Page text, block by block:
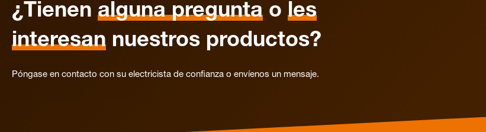
¿Tienen alguna pregunta o les
interesan nuestros productos?
Póngase en contacto con su electricista de confianza o envíenos un mensaje.